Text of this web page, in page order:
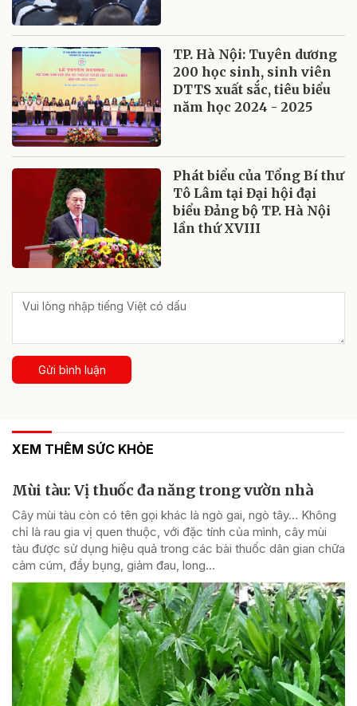
TP. Hà Nội: Tuyên dương
200 học sinh, sinh viên
DTTS xuất sắc, tiêu biểu
năm học 2024 - 2025
Phát biểu của Tổng Bí thư
Tô Lâm tại Đại hội đại
biểu Đảng bộ TP. Hà Nội
lần thứ XVIII
Gửi bình luận
XEM THÊM SỨC KHỎE
Mùi tàu: Vị thuốc đa năng trong vườn nhà
Cây mùi tàu còn có tên gọi khác là ngò gai, ngò tây… Không
chỉ là rau gia vị quen thuộc, với đặc tính của mình, cây mùi
tàu được sử dụng hiệu quả trong các bài thuốc dân gian chữa
cảm cúm, đầy bụng, giảm đau, long...